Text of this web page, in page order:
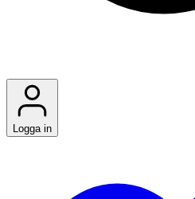
Logga in